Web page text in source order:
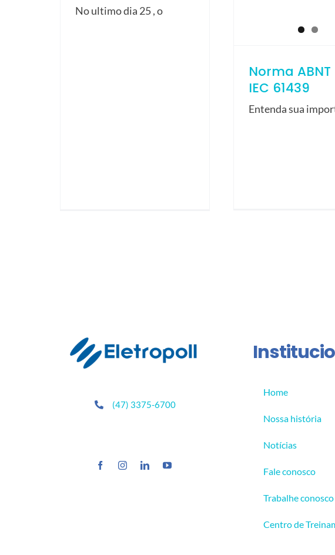
No ultimo dia 25 , o
Norma ABNT
IEC 61439
Entenda sua
(47) 3375-6700
Home
Nossa história
Notícias
Fale conosco
Trabalhe conosco
Centro de